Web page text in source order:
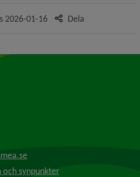
2026-01-16 Dela
till annan webbplats, öppnas i nytt
och synpunkter